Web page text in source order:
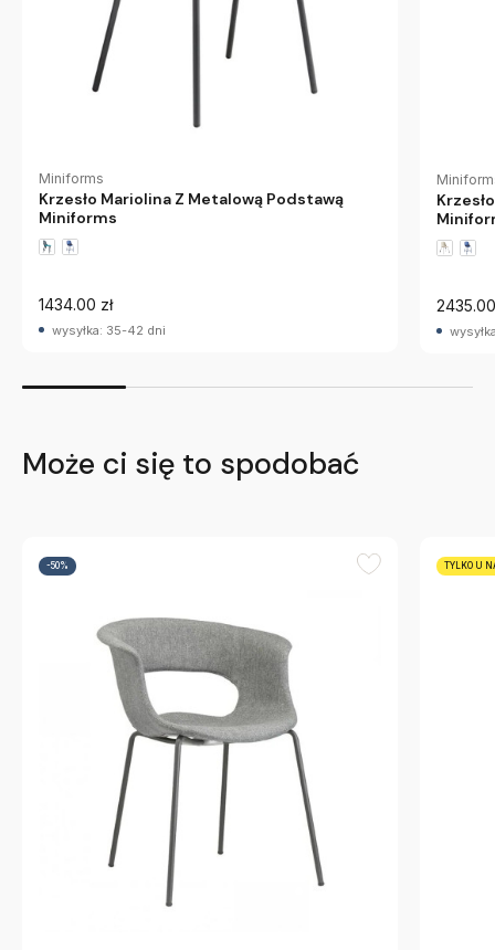
Miniforms
Krzesło Mariolina Z Metalową Podstawą
Miniforms
1434.00 zł
wysyłka: 35-42 dni
Może ci się to spodobać
-50% TYLKO U